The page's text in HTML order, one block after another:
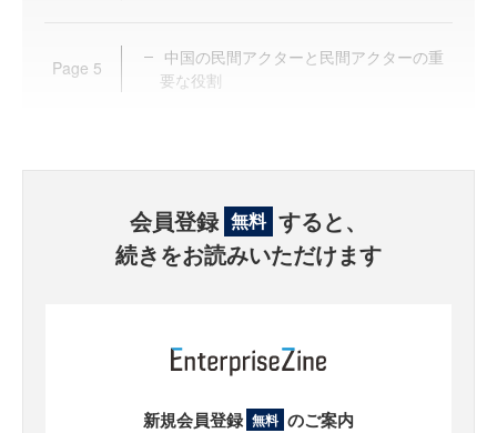
Page 5
中国の民間アクターと民間アクターの重
要な役割
会員登録 無料 すると、
続きをお読みいただけます
新規会員登録 無料 のご案内